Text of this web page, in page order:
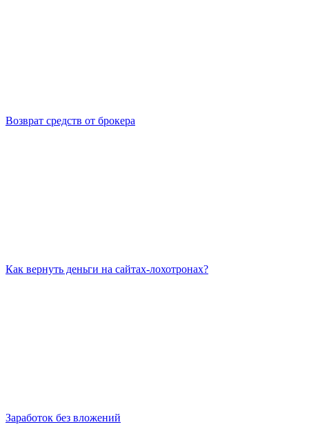
Возврат средств от брокера
Как вернуть деньги на сайтах-лохотронах?
Заработок без вложений